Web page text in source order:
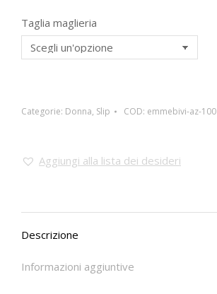
Taglia maglieria
Categorie: Donna, Slip COD: emmebivi-az-100
Aggiungi alla lista dei desideri
Descrizione
Informazioni aggiuntive